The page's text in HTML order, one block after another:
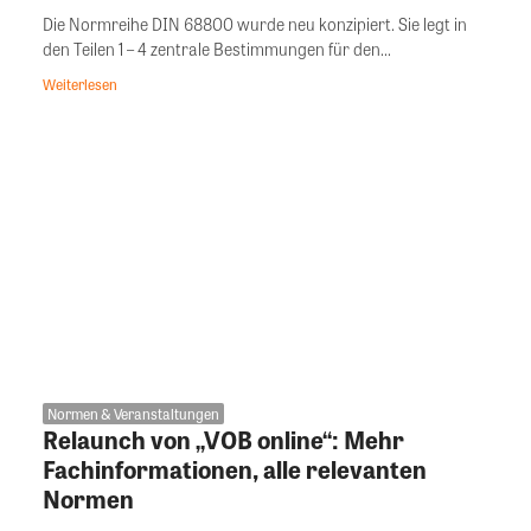
Die Normreihe DIN 68800 wurde neu konzipiert. Sie legt in
den Teilen 1 – 4 zentrale Bestimmungen für den...
Weiterlesen
Normen & Veranstaltungen
Relaunch von „VOB online“: Mehr
Fachinformationen, alle relevanten
Normen